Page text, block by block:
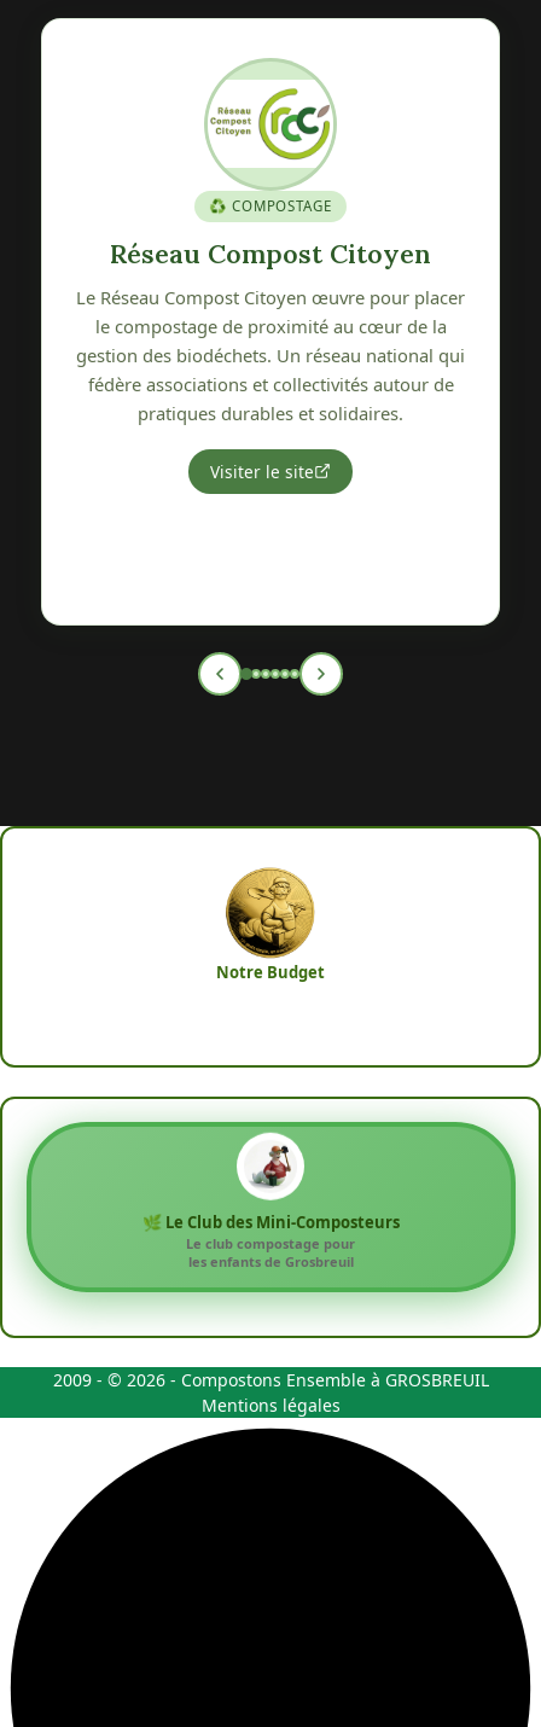
♻️ COMPOSTAGE
Réseau Compost Citoyen
Le Réseau Compost Citoyen œuvre pour placer
le compostage de proximité au cœur de la
gestion des biodéchets. Un réseau national qui
fédère associations et collectivités autour de
pratiques durables et solidaires.
Visiter le site
Notre Budget
🌿 Le Club des Mini-Composteurs
Le club compostage pour
les enfants de Grosbreuil
2009 - © 2026 - Compostons Ensemble à GROSBREUIL
Mentions légales